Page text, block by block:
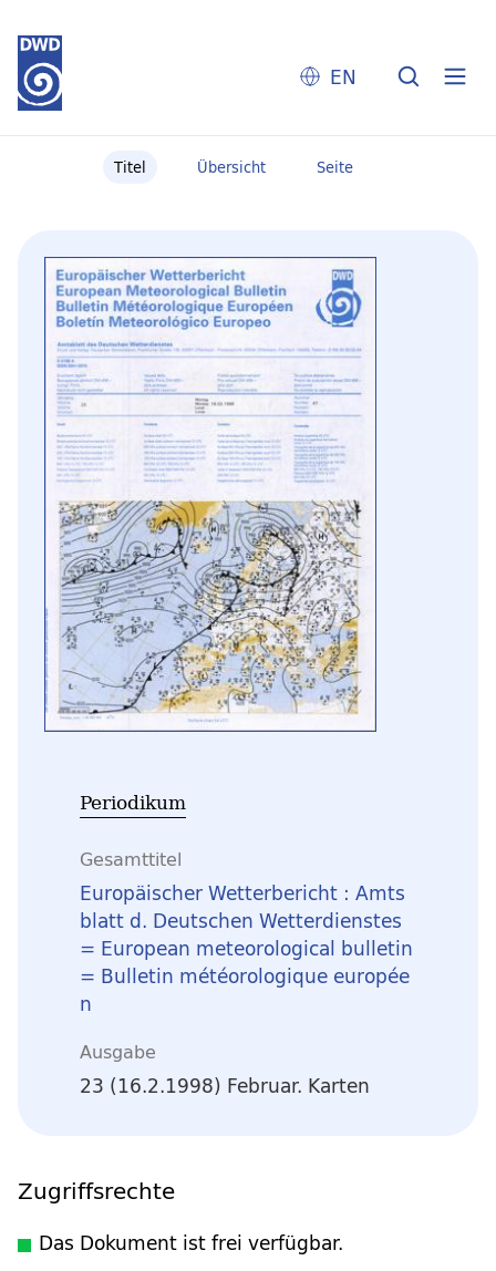
EN
Titel Übersicht Seite
Periodikum
Gesamttitel
Europäischer Wetterbericht : Amts
blatt d. Deutschen Wetterdienstes
= European meteorological bulletin
= Bulletin météorologique europée
n
Ausgabe
23 (16.2.1998) Februar. Karten
Zugriffsrechte
Das Dokument ist frei verfügbar.